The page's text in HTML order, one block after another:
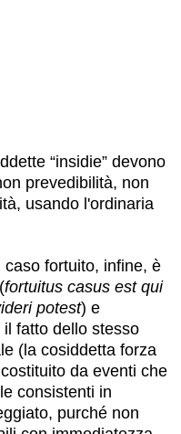
“insidie” devono
prevedibilità, non
usando l'ordinaria
fortuito, infine, è
fortuitus casus est qui
potest) e
fatto dello stesso
(la cosiddetta forza
da eventi che
consistenti in
purché non